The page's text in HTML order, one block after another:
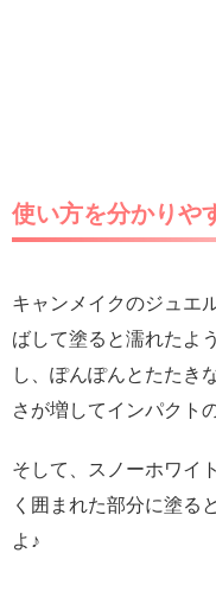
使い方を分かりや
キャンメイクのジュエ
ばして塗ると濡れたよ
し、ぽんぽんとたたき
さが増してインパクト
そして、スノーホワイ
く囲まれた部分に塗る
よ♪